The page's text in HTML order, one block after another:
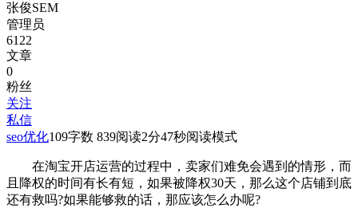
张俊SEM
管理员
6122
文章
0
粉丝
关注
私信
seo优化109字数 839阅读2分47秒阅读模式
在淘宝开店运营的过程中，卖家们难免会遇到 的情形，而
且降权的时间有长有短，如果被降权30天，那么这个店铺到底
还有救吗?如果能够救的话，那应该怎么办呢?